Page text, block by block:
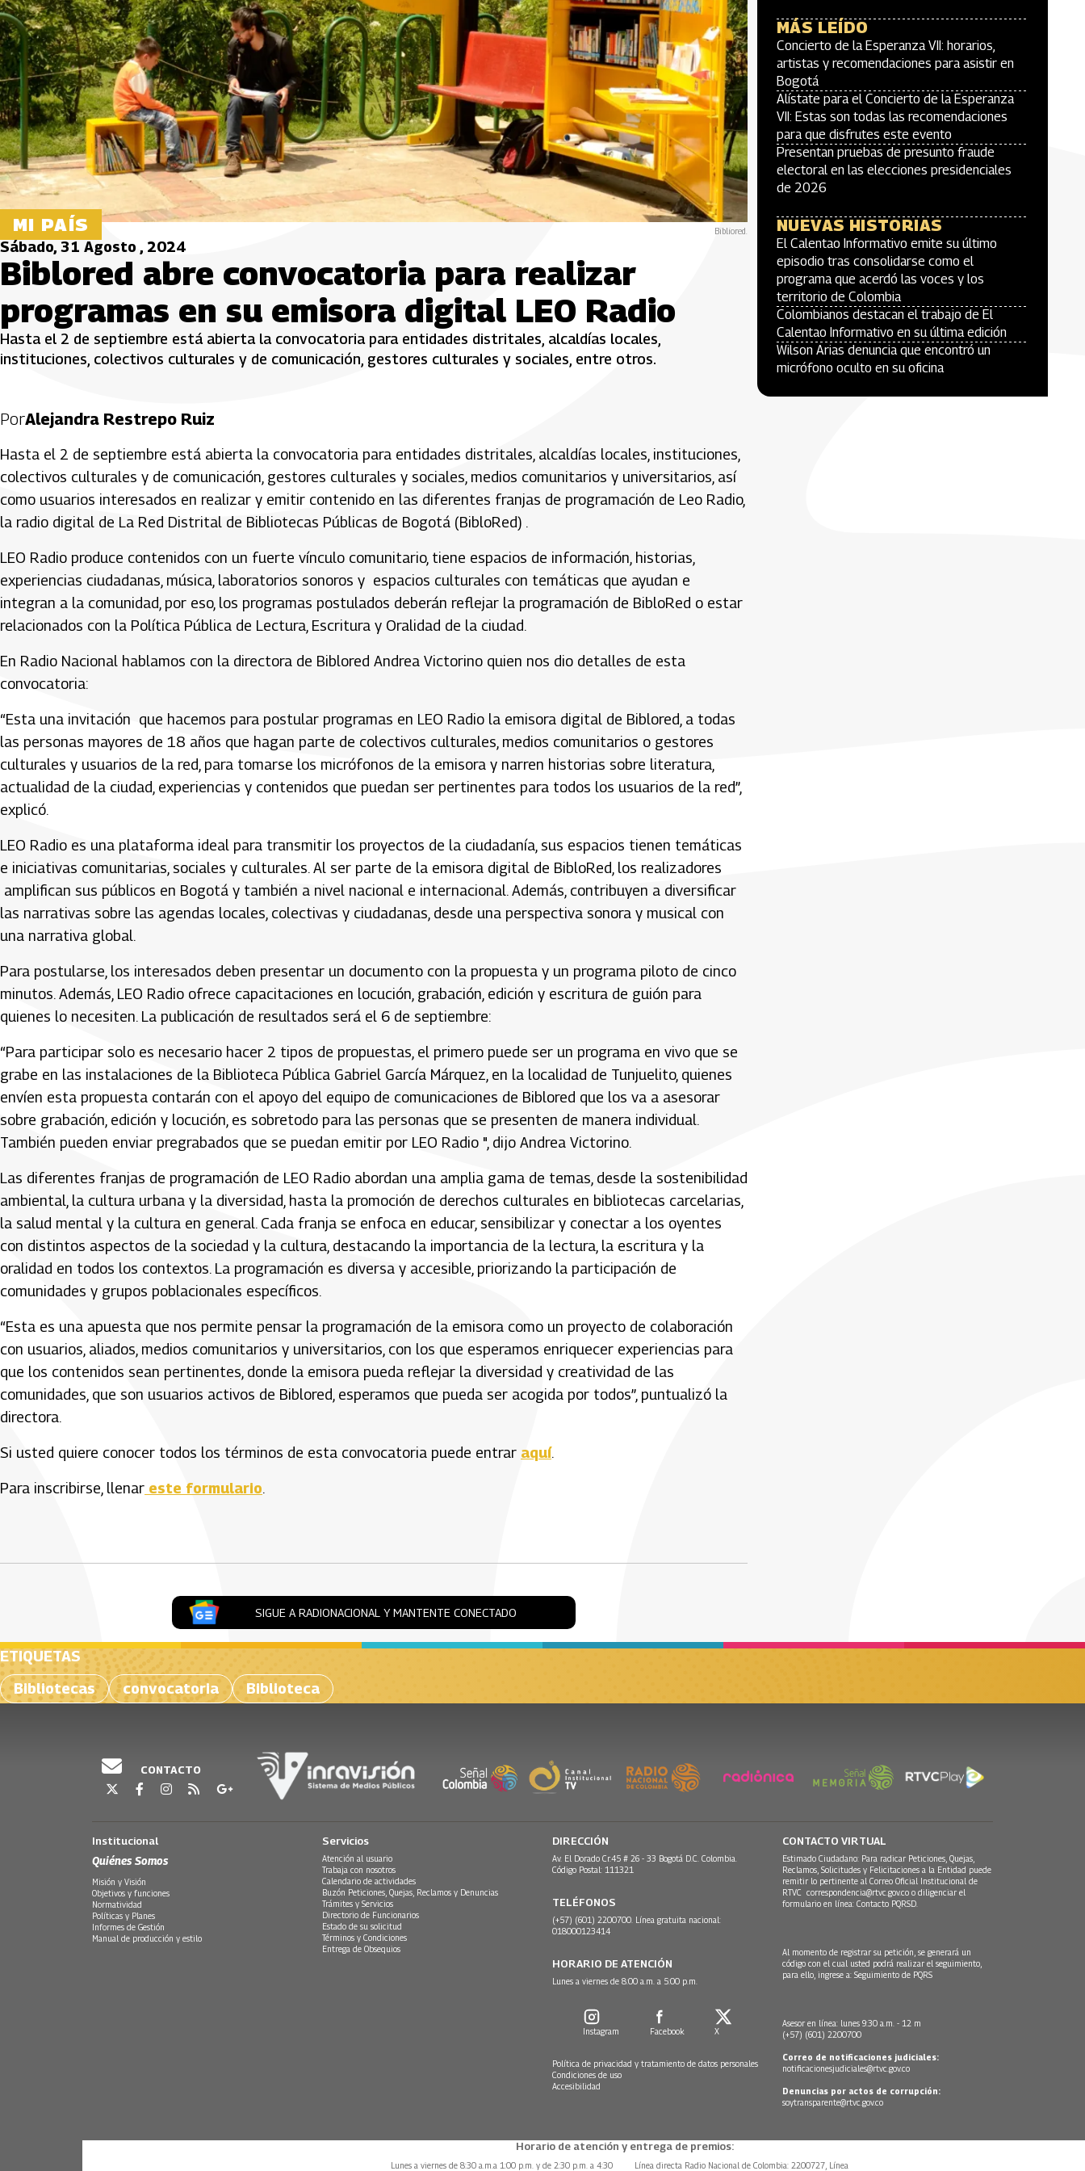
MI PAÍS Bibliored.
Sábado, 31 Agosto , 2024
Biblored abre convocatoria para realizar
programas en su emisora digital LEO Radio
Hasta el 2 de septiembre está abierta la convocatoria para entidades distritales, alcaldías locales,
instituciones, colectivos culturales y de comunicación, gestores culturales y sociales, entre otros.
PorAlejandra Restrepo Ruiz
Hasta el 2 de septiembre está abierta la convocatoria para entidades distritales, alcaldías locales, instituciones,
colectivos culturales y de comunicación, gestores culturales y sociales, medios comunitarios y universitarios, así
como usuarios interesados en realizar y emitir contenido en las diferentes franjas de programación de Leo Radio,
la radio digital de La Red Distrital de Bibliotecas Públicas de Bogotá (BibloRed) .
LEO Radio produce contenidos con un fuerte vínculo comunitario, tiene espacios de información, historias,
experiencias ciudadanas, música, laboratorios sonoros y espacios culturales con temáticas que ayudan e
integran a la comunidad, por eso, los programas postulados deberán reflejar la programación de BibloRed o estar
relacionados con la Política Pública de Lectura, Escritura y Oralidad de la ciudad.
En Radio Nacional hablamos con la directora de Biblored Andrea Victorino quien nos dio detalles de esta
convocatoria:
“Esta una invitación que hacemos para postular programas en LEO Radio la emisora digital de Biblored, a todas
las personas mayores de 18 años que hagan parte de colectivos culturales, medios comunitarios o gestores
culturales y usuarios de la red, para tomarse los micrófonos de la emisora y narren historias sobre literatura,
actualidad de la ciudad, experiencias y contenidos que puedan ser pertinentes para todos los usuarios de la red”,
explicó.
LEO Radio es una plataforma ideal para transmitir los proyectos de la ciudadanía, sus espacios tienen temáticas
e iniciativas comunitarias, sociales y culturales. Al ser parte de la emisora digital de BibloRed, los realizadores
amplifican sus públicos en Bogotá y también a nivel nacional e internacional. Además, contribuyen a diversificar
las narrativas sobre las agendas locales, colectivas y ciudadanas, desde una perspectiva sonora y musical con
una narrativa global.
Para postularse, los interesados deben presentar un documento con la propuesta y un programa piloto de cinco
minutos. Además, LEO Radio ofrece capacitaciones en locución, grabación, edición y escritura de guión para
quienes lo necesiten. La publicación de resultados será el 6 de septiembre:
“Para participar solo es necesario hacer 2 tipos de propuestas, el primero puede ser un programa en vivo que se
grabe en las instalaciones de la Biblioteca Pública Gabriel García Márquez, en la localidad de Tunjuelito, quienes
envíen esta propuesta contarán con el apoyo del equipo de comunicaciones de Biblored que los va a asesorar
sobre grabación, edición y locución, es sobretodo para las personas que se presenten de manera individual.
También pueden enviar pregrabados que se puedan emitir por LEO Radio ", dijo Andrea Victorino.
Las diferentes franjas de programación de LEO Radio abordan una amplia gama de temas, desde la sostenibilidad
ambiental, la cultura urbana y la diversidad, hasta la promoción de derechos culturales en bibliotecas carcelarias,
la salud mental y la cultura en general. Cada franja se enfoca en educar, sensibilizar y conectar a los oyentes
con distintos aspectos de la sociedad y la cultura, destacando la importancia de la lectura, la escritura y la
oralidad en todos los contextos. La programación es diversa y accesible, priorizando la participación de
comunidades y grupos poblacionales específicos.
“Esta es una apuesta que nos permite pensar la programación de la emisora como un proyecto de colaboración
con usuarios, aliados, medios comunitarios y universitarios, con los que esperamos enriquecer experiencias para
que los contenidos sean pertinentes, donde la emisora pueda reflejar la diversidad y creatividad de las
comunidades, que son usuarios activos de Biblored, esperamos que pueda ser acogida por todos”, puntualizó la
directora.
Si usted quiere conocer todos los términos de esta convocatoria puede entrar aquí.
Para inscribirse, llenar este formulario.
SIGUE A RADIONACIONAL Y MANTENTE CONECTADO
MÁS LEÍDO
Concierto de la Esperanza VII: horarios,
artistas y recomendaciones para asistir en
Bogotá
Alístate para el Concierto de la Esperanza
VII: Estas son todas las recomendaciones
para que disfrutes este evento
Presentan pruebas de presunto fraude
electoral en las elecciones presidenciales
de 2026
NUEVAS HISTORIAS
El Calentao Informativo emite su último
episodio tras consolidarse como el
programa que acerdó las voces y los
territorio de Colombia
Colombianos destacan el trabajo de El
Calentao Informativo en su última edición
Wilson Arias denuncia que encontró un
micrófono oculto en su oficina
ETIQUETAS
Bibliotecas
convocatoria Biblioteca
CONTACTO
Institucional
Quiénes Somos
Misión y Visión
Objetivos y funciones
Normatividad
Políticas y Planes
Informes de Gestión
Manual de producción y estilo
Servicios
Atención al usuario
Trabaja con nosotros
Calendario de actividades
Buzón Peticiones, Quejas, Reclamos y Denuncias
Trámites y Servicios
Directorio de Funcionarios
Estado de su solicitud
Términos y Condiciones
Entrega de Obsequios
DIRECCIÓN
Av. El Dorado Cr.45 # 26 - 33 Bogotá D.C. Colombia.
Código Postal: 111321
TELÉFONOS
(+57) (601) 2200700. Línea gratuita nacional:
018000123414
HORARIO DE ATENCIÓN
Lunes a viernes de 8:00 a.m. a 5:00 p.m.
Instagram Facebook X
Política de privacidad y tratamiento de datos personales
Condiciones de uso
Accesibilidad
CONTACTO VIRTUAL
Estimado Ciudadano: Para radicar Peticiones, Quejas,
Reclamos, Solicitudes y Felicitaciones a la Entidad puede
remitir lo pertinente al Correo Oficial Institucional de
RTVC correspondencia@rtvc.gov.co o diligenciar el
formulario en línea: Contacto PQRSD.
Al momento de registrar su petición, se generará un
código con el cual usted podrá realizar el seguimiento,
para ello, ingrese a: Seguimiento de PQRS
Asesor en línea: lunes 9:30 a.m. - 12 m
(+57) (601) 2200700
Correo de notificaciones judiciales:
notificacionesjudiciales@rtvc.gov.co
Denuncias por actos de corrupción:
soytransparente@rtvc.gov.co
Horario de atención y entrega de premios:
Lunes a viernes de 8:30 a.m.a 1:00 p.m. y de 2:30 p.m. a 4:30 Línea directa Radio Nacional de Colombia: 2200727, Línea